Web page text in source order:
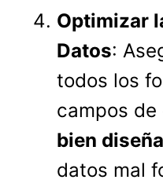
Optimizar
Datos:
todos los
campos
bien
datos mal